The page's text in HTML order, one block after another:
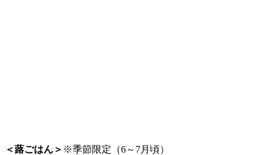
＜蕗ごはん＞ ※季節限定（6～7月頃）